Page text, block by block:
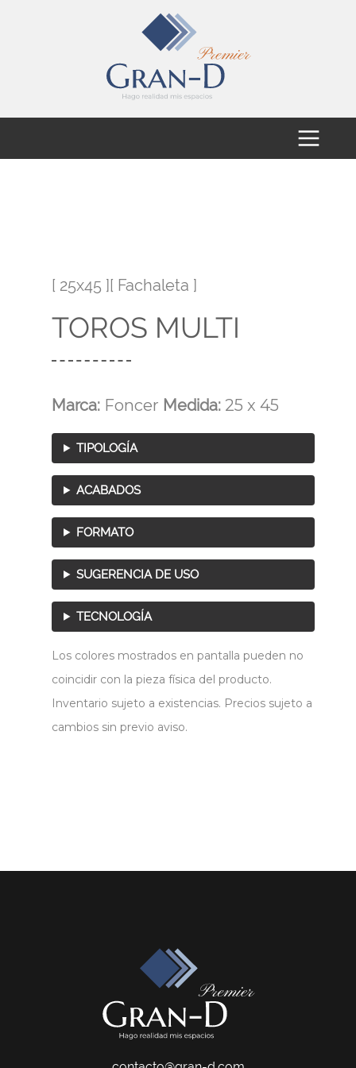
[ 25x45 ][ Fachaleta ]
TOROS MULTI
Marca: Foncer Medida: 25 x 45
TIPOLOGÍA
ACABADOS
FORMATO
SUGERENCIA DE USO
TECNOLOGÍA
Los colores mostrados en pantalla pueden no
coincidir con la pieza física del producto.
Inventario sujeto a existencias. Precios sujeto a
cambios sin previo aviso.